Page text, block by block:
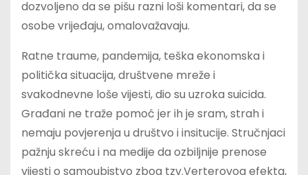
dozvoljeno da se pišu razni loši komentari, da se
osobe vrijeđaju, omalovažavaju.
Ratne traume, pandemija, teška ekonomska i
politička situacija, društvene mreže i
svakodnevne loše vijesti, dio su uzroka suicida.
Građani ne traže pomoć jer ih je sram, strah i
nemaju povjerenja u društvo i insitucije. Stručnjaci
pažnju skreću i na medije da ozbiljnije prenose
vijesti o samoubistvo zbog tzv.Verterovog efekta,